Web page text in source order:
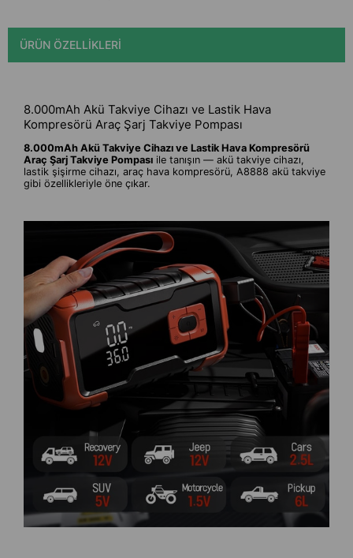
ÜRÜN ÖZELLIKLERI
8.000mAh Akü Takviye Cihazı ve Lastik Hava
Kompresörü Araç Şarj Takviye Pompası
8.000mAh Akü Takviye Cihazı ve Lastik Hava Kompresörü
Araç Şarj Takviye Pompası ile tanışın — akü takviye cihazı,
lastik şişirme cihazı, araç hava kompresörü, A8888 akü takviye
gibi özellikleriyle öne çıkar.